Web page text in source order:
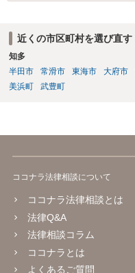
近くの市区町村を選び直す
知多
半田市
常滑市 東海市 大府市
美浜町
武豊町
ココナラ法律相談について
ココナラ法律相談とは
法律Q&A
法律相談コラム
ココナラとは
よくあるご質問